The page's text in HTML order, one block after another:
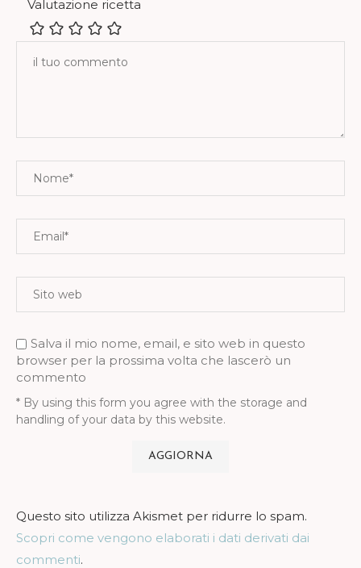
Valutazione ricetta
Salva il mio nome, email, e sito web in questo
browser per la prossima volta che lascerò un
commento
* By using this form you agree with the storage and
handling of your data by this website.
Questo sito utilizza Akismet per ridurre lo spam.
Scopri come vengono elaborati i dati derivati dai
commenti.